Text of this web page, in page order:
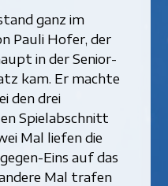
ganz im
Pauli Hofer, der
in der Senior-
kam. Er machte
den drei
Spielabschnitt
Mal liefen die
Eins auf das
Mal trafen